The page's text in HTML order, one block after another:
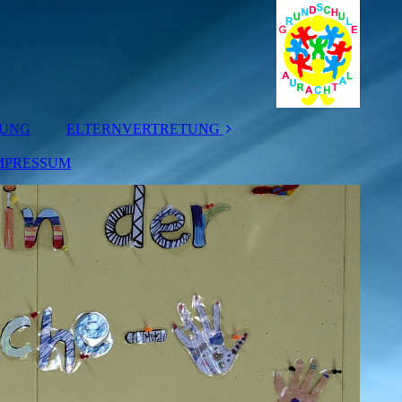
ELTERNVERTRETUNG
KLASSENELTERN
-SPRECHER